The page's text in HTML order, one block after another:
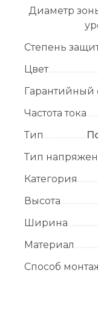
Диаметр
Степень
Цвет
Гарантийный
Частота тока
Тип
Тип
Категория
Высота
Ширина
Материал
Способ